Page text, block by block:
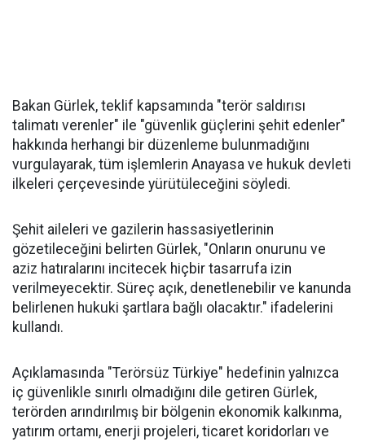
Bakan Gürlek, teklif kapsamında "terör saldırısı
talimatı verenler" ile "güvenlik güçlerini şehit edenler"
hakkında herhangi bir düzenleme bulunmadığını
vurgulayarak, tüm işlemlerin Anayasa ve hukuk devleti
ilkeleri çerçevesinde yürütüleceğini söyledi.
Şehit aileleri ve gazilerin hassasiyetlerinin
gözetileceğini belirten Gürlek, "Onların onurunu ve
aziz hatıralarını incitecek hiçbir tasarrufa izin
verilmeyecektir. Süreç açık, denetlenebilir ve kanunda
belirlenen hukuki şartlara bağlı olacaktır." ifadelerini
kullandı.
Açıklamasında "Terörsüz Türkiye" hedefinin yalnızca
iç güvenlikle sınırlı olmadığını dile getiren Gürlek,
terörden arındırılmış bir bölgenin ekonomik kalkınma,
yatırım ortamı, enerji projeleri, ticaret koridorları ve